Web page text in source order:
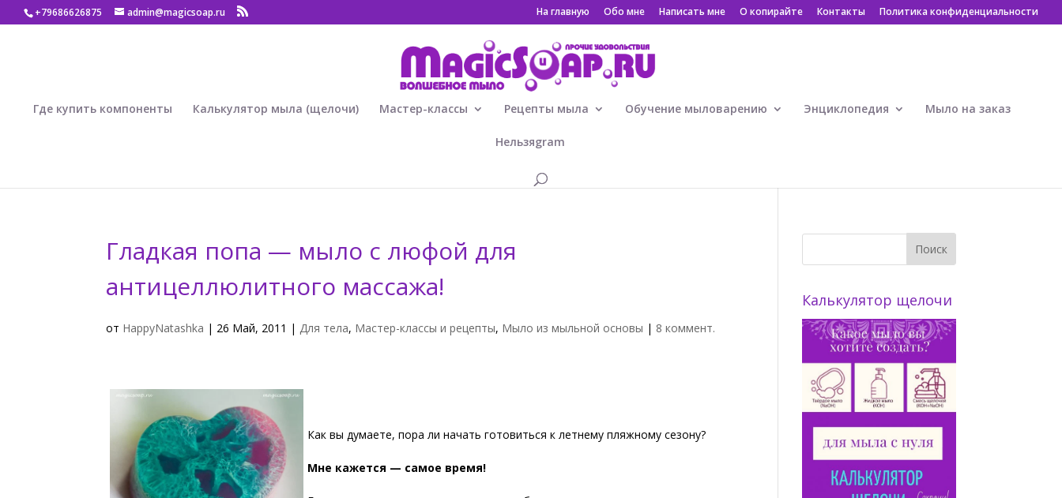
+79686626875 admin@magicsoap.ru На главную Обо мне Написать мне О копирайте Контакты Политика конфиденциальности
Где купить компоненты Калькулятор мыла (щелочи) Мастер-классы Рецепты мыла Обучение мыловарению Энциклопедия Мыло на заказ
Нельзяgram
Гладкая попа — мыло с люфой для
антицеллюлитного массажа!
от HappyNatashka | 26 Май, 2011 |Для тела, Мастер-классы и рецепты, Мыло из мыльной основы | 8 коммент.
Как вы думаете, пора ли начать готовиться к летнему пляжному сезону?
Мне кажется — самое время!
Калькулятор щелочи